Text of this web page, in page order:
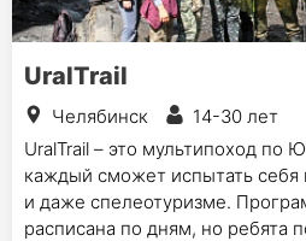
UralTrail
Челябинск
14-30 лет
UralTrail – это мультипоход по
каждый сможет испытать
и даже спелеотуризме.
расписана по дням, но ребята